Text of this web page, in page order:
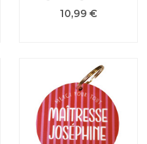
Prix
10,99 €